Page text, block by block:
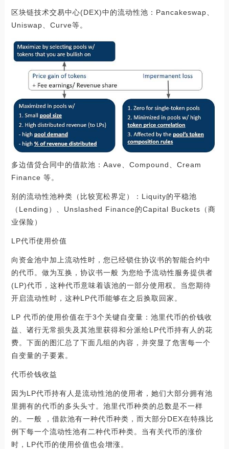
区块链技术交易中心(DEX)中的流动性池：Pancakeswap、
Uniswap、Curve等。
多边借贷合同中的借款池：Aave、Compound、Cream
Finance 等。
别的流动性池种类（比较宽松界定）：Liquity的平稳池
（Lending）、Unslashed Finance的Capital Buckets（商
业保险）
LP代币使用价值
向资金池中加上流动性时，您已经锁住协议书的智能合约中
的代币。做为互换，协议书一般 为您给予流动性服务提供者
(LP)代币，这种代币意味着该池的一部分使用权。当您期待
开启流动性时，这种LP代币能够在之后换取回家。
LP 代币的使用价值在于3个关键自变量：池里代币的价钱收
益、诸行无常损失及其池里获得和分派给LP代币持有人的花
费。下面的图汇总了下面几组的內容，并突显了危害每一个
自变量的子要素。
代币价钱收益
因为LP代币持有人是流动性池的使用者，她们大部分拥有池
里拥有的代币的多头头寸。池里代币种类的总数是不一样
的。一般 ，借款池有一种代币种类，而大部分DEX在特殊比
例下每一个流动性池有二种代币种类。当有关代币的涨价
时，LP代币的使用价值也会增涨。